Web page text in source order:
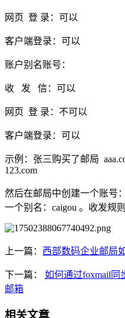
网页 登 录：可以
客户端登录：可以
账户别名账号：
收 发 信：可以
网页 登 录：不可以
客户端登录：可以
示例：张三购买了邮局
123.com
然后在邮局中创建一个账号
一个别名：caigou 。收发规
上一篇： 西部数码企业邮局
下一篇： 如何通过foxmail同
邮箱
相关文章